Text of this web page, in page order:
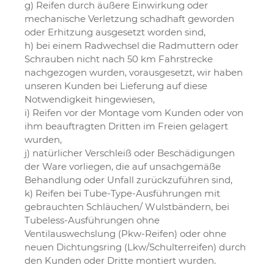
g) Reifen durch äußere Einwirkung oder
mechanische Verletzung schadhaft geworden
oder Erhitzung ausgesetzt worden sind,
h) bei einem Radwechsel die Radmuttern oder
Schrauben nicht nach 50 km Fahrstrecke
nachgezogen wurden, vorausgesetzt, wir haben
unseren Kunden bei Lieferung auf diese
Notwendigkeit hingewiesen,
i) Reifen vor der Montage vom Kunden oder von
ihm beauftragten Dritten im Freien gelagert
wurden,
j) natürlicher Verschleiß oder Beschädigungen
der Ware vorliegen, die auf unsachgemäße
Behandlung oder Unfall zurückzuführen sind,
k) Reifen bei Tube-Type-Ausführungen mit
gebrauchten Schläuchen/ Wulstbändern, bei
Tubeless-Ausführungen ohne
Ventilauswechslung (Pkw-Reifen) oder ohne
neuen Dichtungsring (Lkw/Schulterreifen) durch
den Kunden oder Dritte montiert wurden.